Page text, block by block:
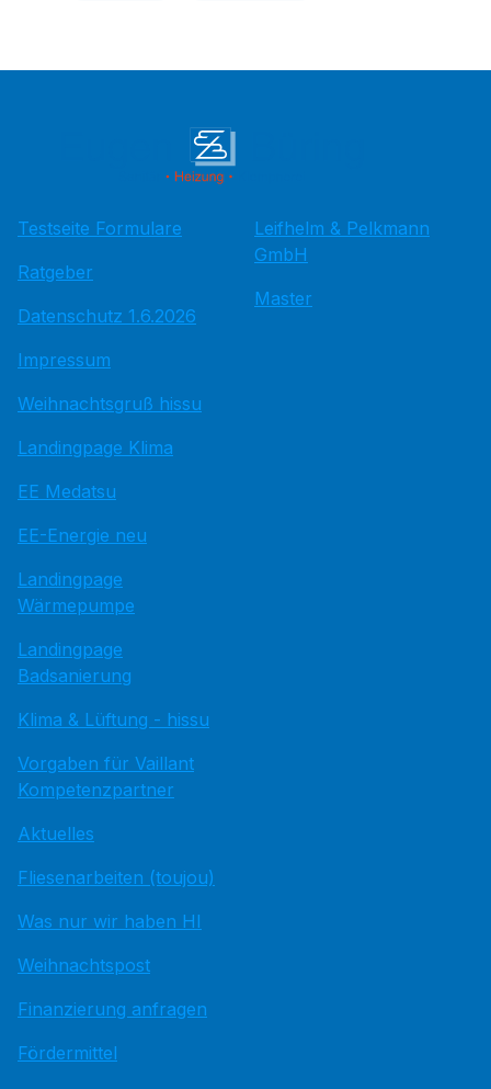
Testseite Formulare
Ratgeber
Datenschutz 1.6.2026
Impressum
Weihnachtsgruß hissu
Landingpage Klima
EE Medatsu
EE-Energie neu
Landingpage
Wärmepumpe
Landingpage
Badsanierung
Klima & Lüftung - hissu
Vorgaben für Vaillant
Kompetenzpartner
Aktuelles
Fliesenarbeiten (toujou)
Was nur wir haben HI
Weihnachtspost
Finanzierung anfragen
Fördermittel
Leifhelm & Pelkmann
GmbH
Master